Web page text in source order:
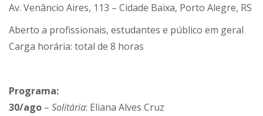
Av. Venâncio Aires, 113 – Cidade Baixa, Porto Alegre, RS
Aberto a profissionais, estudantes e público em geral
Carga horária: total de 8 horas
Programa:
30/ago – Solitária: Eliana Alves Cruz